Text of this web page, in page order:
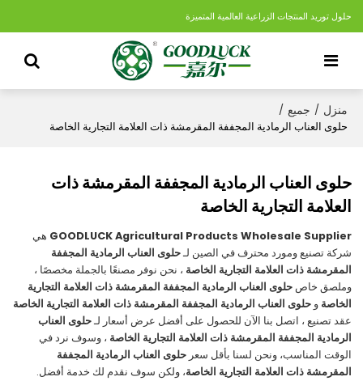
حلول توريد المنتجات الزراعية العالمية المتميزة
منزل / جميع /
حلوى العناب الرمادية المجففة المقرمشة ذات العلامة التجارية الخاصة
حلوى العناب الرمادية المجففة المقرمشة ذات
العلامة التجارية الخاصة
GOODLUCK Agricultural Products Wholesale Supplier هي
شركة تصنيع ومورد محترف في الصين لـحلوى العناب الرمادية المجففة
المقرمشة ذات العلامة التجارية الخاصة ، نحن نوفر مصنعًا بالجملة مخصصًا ،
وملصق خاصحلوى العناب الرمادية المجففة المقرمشة ذات العلامة التجارية
الخاصة وحلوى العناب الرمادية المجففة المقرمشة ذات العلامة التجارية الخاصة
عقد تصنيع ، اتصل بنا الآن للحصول على أفضل عرض أسعار لـحلوى العناب
الرمادية المجففة المقرمشة ذات العلامة التجارية الخاصة ، وسوف نرد في
الوقت المناسب، ونحن لسنا بأقل سعرحلوى العناب الرمادية المجففة
المقرمشة ذات العلامة التجارية الخاصة، ولكن سوف نقدم لك خدمة أفضل.